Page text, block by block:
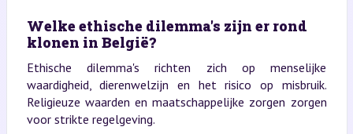
Welke ethische dilemma's zijn er rond
klonen in België?
Ethische dilemma's richten zich op menselijke
waardigheid, dierenwelzijn en het risico op misbruik.
Religieuze waarden en maatschappelijke zorgen zorgen
voor strikte regelgeving.